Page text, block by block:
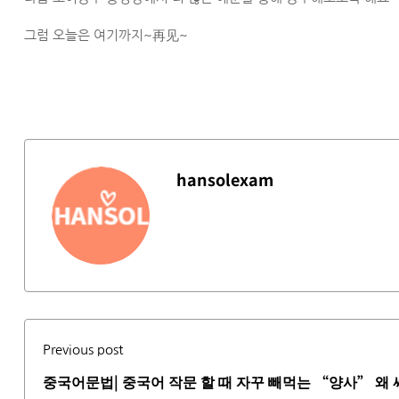
그럼 오늘은 여기까지~再见~
hansolexam
Previous post
중국어문법| 중국어 작문 할 때 자꾸 빼먹는 “양사” 왜